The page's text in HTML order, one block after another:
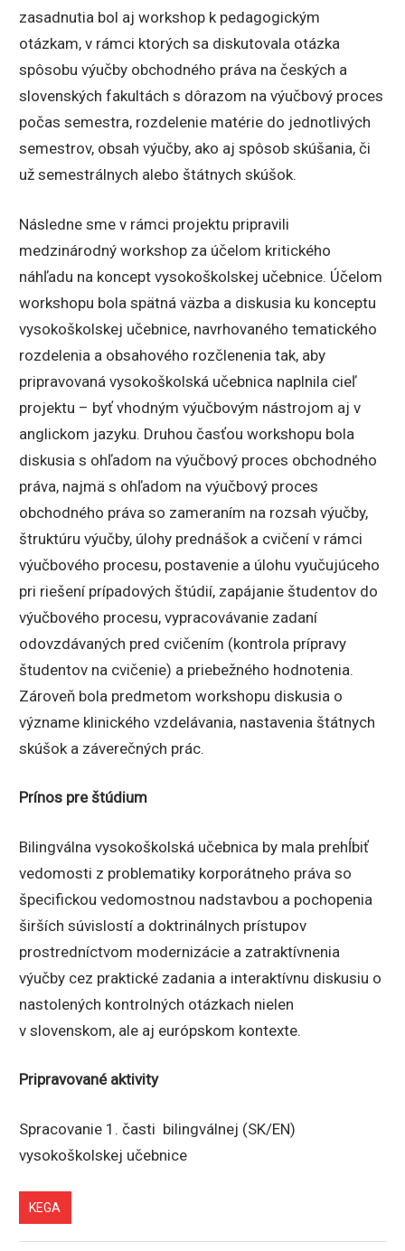
zasadnutia bol aj workshop k pedagogickým
otázkam, v rámci ktorých sa diskutovala otázka
spôsobu výučby obchodného práva na českých a
slovenských fakultách s dôrazom na výučbový proces
počas semestra, rozdelenie matérie do jednotlivých
semestrov, obsah výučby, ako aj spôsob skúšania, či
už semestrálnych alebo štátnych skúšok.
Následne sme v rámci projektu pripravili
medzinárodný workshop za účelom kritického
náhľadu na koncept vysokoškolskej učebnice. Účelom
workshopu bola spätná väzba a diskusia ku konceptu
vysokoškolskej učebnice, navrhovaného tematického
rozdelenia a obsahového rozčlenenia tak, aby
pripravovaná vysokoškolská učebnica naplnila cieľ
projektu – byť vhodným výučbovým nástrojom aj v
anglickom jazyku. Druhou časťou workshopu bola
diskusia s ohľadom na výučbový proces obchodného
práva, najmä s ohľadom na výučbový proces
obchodného práva so zameraním na rozsah výučby,
štruktúru výučby, úlohy prednášok a cvičení v rámci
výučbového procesu, postavenie a úlohu vyučujúceho
pri riešení prípadových štúdií, zapájanie študentov do
výučbového procesu, vypracovávanie zadaní
odovzdávaných pred cvičením (kontrola prípravy
študentov na cvičenie) a priebežného hodnotenia.
Zároveň bola predmetom workshopu diskusia o
význame klinického vzdelávania, nastavenia štátnych
skúšok a záverečných prác.
Prínos pre štúdium
Bilingválna vysokoškolská učebnica by mala prehĺbiť
vedomosti z problematiky korporátneho práva so
špecifickou vedomostnou nadstavbou a pochopenia
širších súvislostí a doktrinálnych prístupov
prostredníctvom modernizácie a zatraktívnenia
výučby cez praktické zadania a interaktívnu diskusiu o
nastolených kontrolných otázkach nielen
v slovenskom, ale aj európskom kontexte.
Pripravované aktivity
Spracovanie 1. časti bilingválnej (SK/EN)
vysokoškolskej učebnice
KEGA